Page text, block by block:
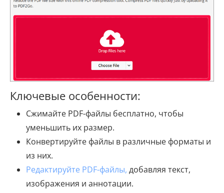
Ключевые особенности:
Сжимайте PDF-файлы бесплатно, чтобы
уменьшить их размер.
Конвертируйте файлы в различные форматы и
из них.
Редактируйте PDF-файлы, добавляя текст,
изображения и аннотации.